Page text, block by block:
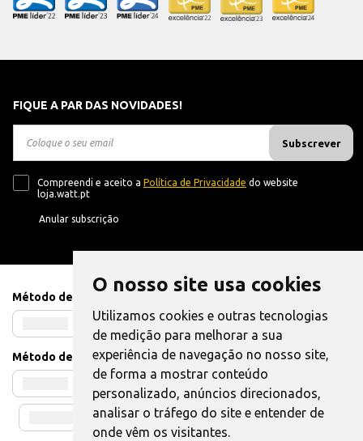
O nosso site usa cookies
Utilizamos cookies e outras tecnologias
de medição para melhorar a sua
experiência de navegação no nosso site,
de forma a mostrar conteúdo
personalizado, anúncios direcionados,
analisar o tráfego do site e entender de
onde vêm os visitantes.
FIQUE A PAR DAS NOVIDADES!
Subscrever
Compreendi e aceito a Política de Privacidade do website
loja.watt.pt
Anular subscrição
Método de Pagamento
Método de Envio